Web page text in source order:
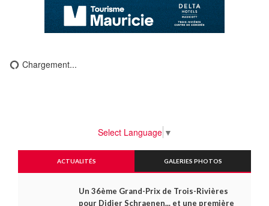
Chargement...
Select Language ▼
ACTUALITÉS GALERIES PHOTOS
Un 36ème Grand-Prix de Trois-Rivières
pour Didier Schraenen... et une première